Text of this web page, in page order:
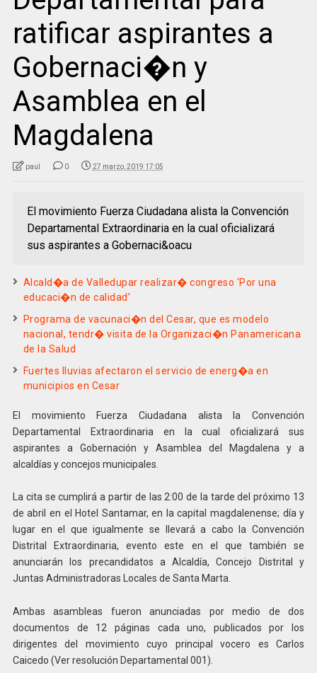
ratificar aspirantes a
Gobernaci�n y
Asamblea en el
Magdalena
paul 0 27 marzo, 2019 17:05
El movimiento Fuerza Ciudadana alista la Convención
Departamental Extraordinaria en la cual oficializará
sus aspirantes a Gobernaci&oacu
Alcald�a de Valledupar realizar� congreso ‘Por una
educaci�n de calidad’
Programa de vacunaci�n del Cesar, que es modelo
nacional, tendr� visita de la Organizaci�n Panamericana
de la Salud
Fuertes lluvias afectaron el servicio de energ�a en
municipios en Cesar
El movimiento Fuerza Ciudadana alista la Convención
Departamental Extraordinaria en la cual oficializará sus
aspirantes a Gobernación y Asamblea del Magdalena y a
alcaldías y concejos municipales.
La cita se cumplirá a partir de las 2:00 de la tarde del próximo 13
de abril en el Hotel Santamar, en la capital magdalenense; día y
lugar en el que igualmente se llevará a cabo la Convención
Distrital Extraordinaria, evento este en el que también se
anunciarán los precandidatos a Alcaldía, Concejo Distrital y
Juntas Administradoras Locales de Santa Marta.
Ambas asambleas fueron anunciadas por medio de dos
documentos de 12 páginas cada uno, publicados por los
dirigentes del movimiento cuyo principal vocero es Carlos
Caicedo (Ver resolución Departamental 001).